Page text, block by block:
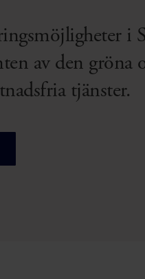
i
av den gröna
tjänster.